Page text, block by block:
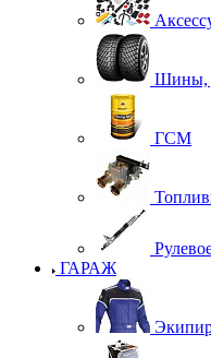
Шины,
ГСМ
ГАРАЖ